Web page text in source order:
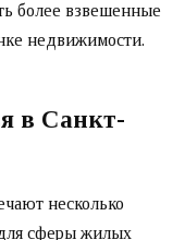
более взвешенные
недвижимости.
в Санкт-
несколько
сферы жилых